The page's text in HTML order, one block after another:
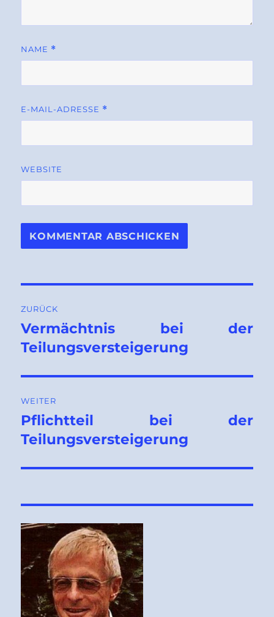
NAME *
E-MAIL-ADRESSE *
WEBSITE
ZURÜCK
Vorheriger
Beitrag:
Vermächtnis bei der
Teilungsversteigerung
WEITER
Nächster
Beitrag:
Pflichtteil bei der
Teilungsversteigerung